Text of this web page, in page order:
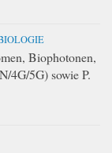
Biophotonen,
4G/5G) sowie P.